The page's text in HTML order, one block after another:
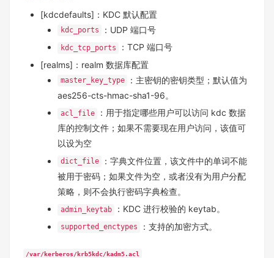
[kdcdefaults]：KDC 默认配置
kdc_ports ：UDP 端口号
kdc_tcp_ports
：TCP 端口号
[realms]：realm 数据库配置
master_key_type
：主密钥的密钥类型；默认值为
aes256-cts-hmac-sha1-96。
acl_file
：用于指定哪些用户可以访问 kdc 数据
库的控制文件；如果不需要现在用户访问，该值可
以设为空
dict_file
：字典文件位置，该文件中的单词不能
被用于密码；如果文件为空，或者没有为用户分配
策略，则不会执行密码字典检查。
admin_keytab ：KDC 进行校验的 keytab。
supported_enctypes ：支持的加密方式。
/var/kerberos/krb5kdc/kadm5.acl